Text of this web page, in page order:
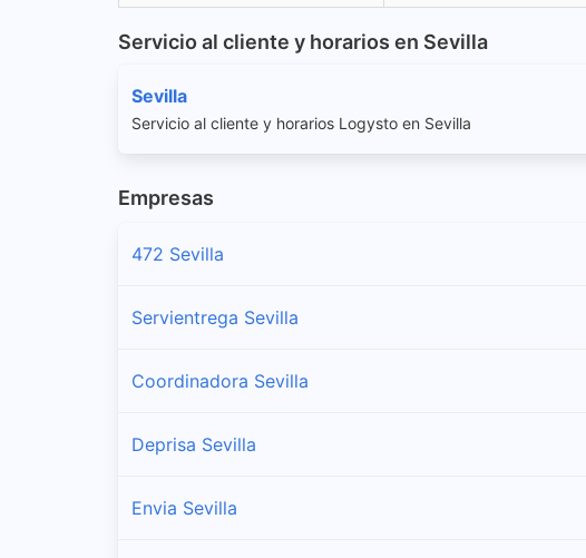
Servicio al cliente y horarios en Sevilla
Sevilla
Servicio al cliente y horarios Logysto en Sevilla
Empresas
472 Sevilla
Servientrega Sevilla
Coordinadora Sevilla
Deprisa Sevilla
Envia Sevilla